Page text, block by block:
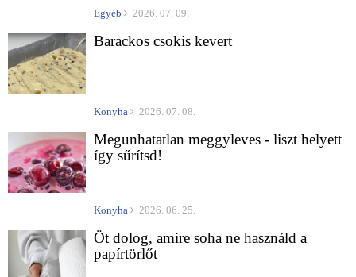
Egyéb 2026. 07. 09.
Barackos csokis kevert
Konyha 2026. 07. 08.
Megunhatatlan meggyleves - liszt helyett
így sűrítsd!
Konyha 2026. 06. 25.
Öt dolog, amire soha ne használd a
papírtörlőt